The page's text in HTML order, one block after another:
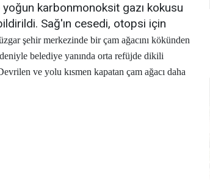
karbonmonoksit gazı kokusu
Sağ'ın cesedi, otopsi için
şehir merkezinde bir çam ağacını kökünden
belediye yanında orta refüjde dikili
ve yolu kısmen kapatan çam ağacı daha